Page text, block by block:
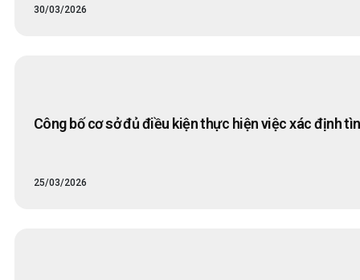
30/03/2026
Công bố cơ sở đủ điều kiện thực hiện việc xác định
25/03/2026